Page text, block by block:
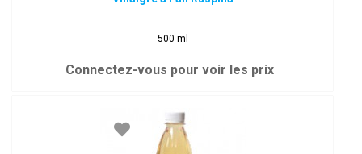
500 ml
Connectez-vous pour voir les prix